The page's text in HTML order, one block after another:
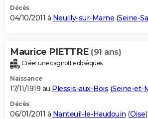
Décès
04/10/2011 à Neuilly-sur-Marne (Seine-
Maurice PIETTRE (91 ans)
Créer une cagnotte obsèques
Naissance
17/11/1919 au Plessis-aux-Bois (Seine-et-
Décès
06/01/2011 à Nanteuil-le-Haudouin (Oise)